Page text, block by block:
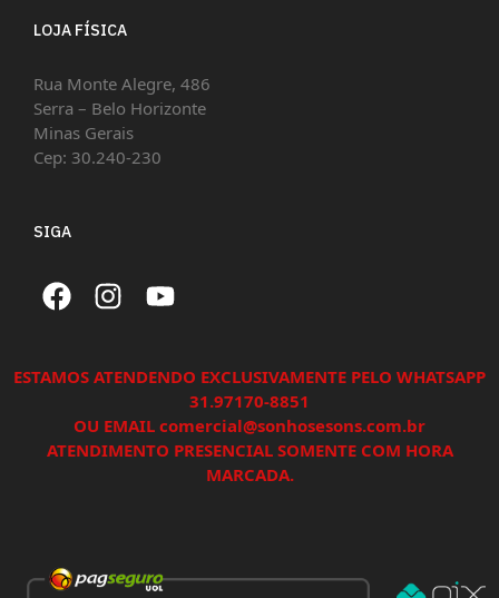
LOJA FÍSICA
Rua Monte Alegre, 486
Serra – Belo Horizonte
Minas Gerais
Cep: 30.240-230
SIGA
ESTAMOS ATENDENDO EXCLUSIVAMENTE PELO WHATSAPP
31.97170-8851
OU EMAIL comercial@sonhosesons.com.br
ATENDIMENTO PRESENCIAL SOMENTE COM HORA
MARCADA.